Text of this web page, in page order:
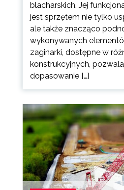
blacharskich. Jej
jest sprzętem nie tylko
ale także znacząco
wykonywanych
zaginarki, dostępne w
konstrukcyjnych,
dopasowanie […]